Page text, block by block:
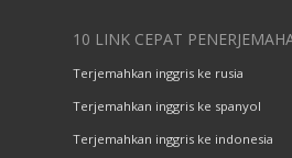
10 LINK CEPAT
Terjemahkan inggris ke rusia
Terjemahkan inggris ke spanyol
Terjemahkan inggris ke indonesia